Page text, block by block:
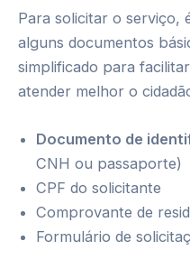
Para solicitar o serviço,
alguns documentos
simplificado para
atender melhor o
Documento de
CNH ou passaporte)
CPF do solicitante
Comprovante de
Formulário de